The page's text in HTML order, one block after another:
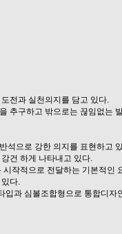
전과 실천의지를 담고 있다.
추구하고 밖으로는 끊임없는
석으로 강한 의지를 표현하고
건 하게 나타내고 있다.
작적으로 전달하는 기본적
다.
과 심볼조합형으로 통합디